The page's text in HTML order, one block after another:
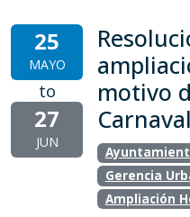
25
MAYO
to
27
JUN
motivo
Gerencia
Ampliación